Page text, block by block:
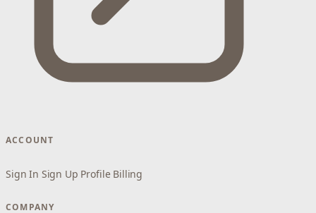
ACCOUNT
Sign In Sign Up Profile Billing
COMPANY